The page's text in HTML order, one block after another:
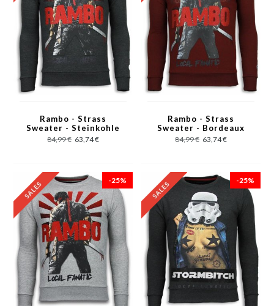
Rambo - Strass
Sweater - Steinkohle
84,99 € 63,74 €
Rambo - Strass
Sweater - Bordeaux
84,99 € 63,74 €
-25% -25%